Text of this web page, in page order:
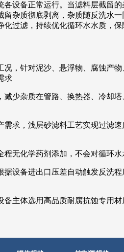
各设备正常运行。当滤料层截留
留杂质彻底剥离，杂质随反洗水
化过滤，持续优化循环水水质，保
况，针对泥沙、悬浮物、腐蚀产
求
减少杂质在管路、换热器、冷却
需求，浅层砂滤料工艺实现过滤
程无化学药剂添加，不会对循环
据设备进出口压差自动触发反洗
备主体选用高品质耐腐抗蚀专用